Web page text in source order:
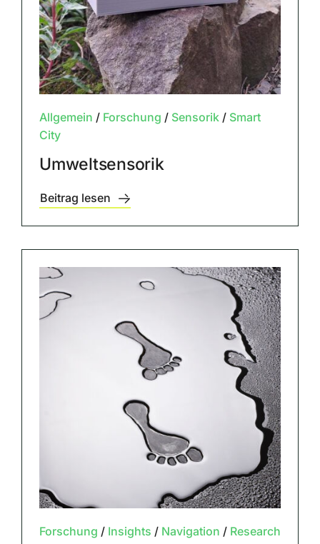
Allgemein / Forschung / Sensorik/ Smart
City
Umweltsensorik
Beitrag lesen
Forschung / Insights / Navigation / Research